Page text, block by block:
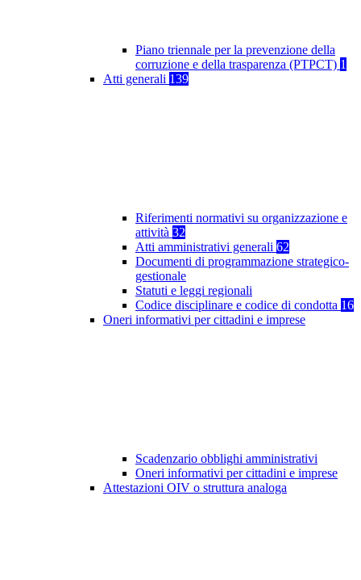
Piano triennale per la prevenzione della
corruzione e della trasparenza (PTPCT) 1
Atti generali 139
Riferimenti normativi su organizzazione e
attività 32
Atti amministrativi generali 62
Documenti di programmazione strategico-
gestionale
Statuti e leggi regionali
Codice disciplinare e codice di condotta 16
Oneri informativi per cittadini e imprese
Scadenzario obblighi amministrativi
Oneri informativi per cittadini e imprese
Attestazioni OIV o struttura analoga